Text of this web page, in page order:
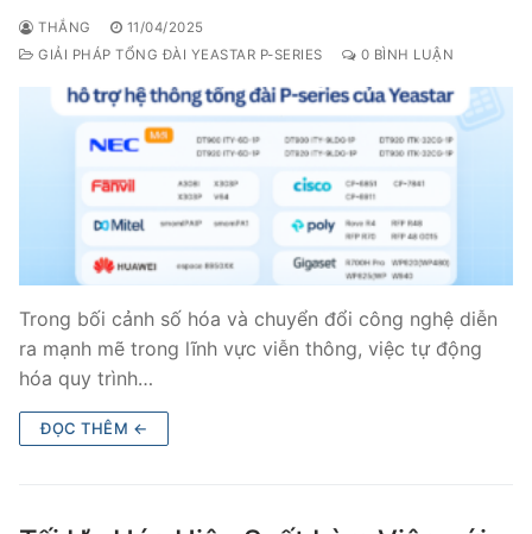
THẮNG
11/04/2025
GIẢI PHÁP TỔNG ĐÀI YEASTAR P-SERIES
0 BÌNH LUẬN
Trong bối cảnh số hóa và chuyển đổi công nghệ diễn
ra mạnh mẽ trong lĩnh vực viễn thông, việc tự động
hóa quy trình…
ĐỌC THÊM ←